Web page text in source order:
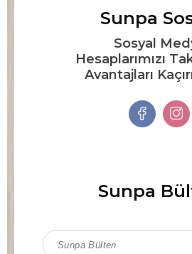
Sunpa
Sosyal
Hesaplarımızı
Avantajları
Sunpa